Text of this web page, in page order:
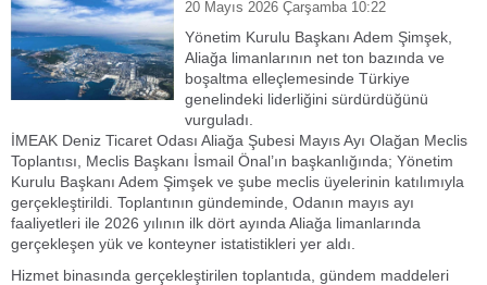
20 Mayıs 2026 Çarşamba 10:22
Yönetim Kurulu Başkanı Adem Şimşek,
Aliağa limanlarının net ton bazında ve
boşaltma elleçlemesinde Türkiye
genelindeki liderliğini sürdürdüğünü
vurguladı.
İMEAK Deniz Ticaret Odası Aliağa Şubesi Mayıs Ayı Olağan Meclis
Toplantısı, Meclis Başkanı İsmail Önal’ın başkanlığında; Yönetim
Kurulu Başkanı Adem Şimşek ve şube meclis üyelerinin katılımıyla
gerçekleştirildi. Toplantının gündeminde, Odanın mayıs ayı
faaliyetleri ile 2026 yılının ilk dört ayında Aliağa limanlarında
gerçekleşen yük ve konteyner istatistikleri yer aldı.
Hizmet binasında gerçekleştirilen toplantıda, gündem maddeleri